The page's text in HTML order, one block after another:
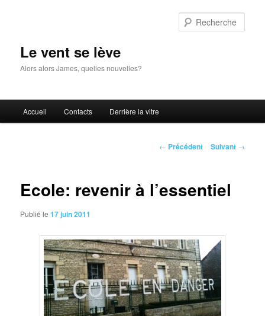
Le vent se lève
Alors alors James, quelles nouvelles?
principal
Accueil Contacts Derrière la vitre
Navigation
← Précédent Suivant →
Ecole: revenir à l’essentiel
Publié le17 juin 2011